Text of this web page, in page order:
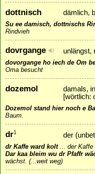
dottnisch dämlich,
Su ee damisch, dottnischs
Rindvieh
dovrgange unlängst,
dovorgange ho iech de Om
Oma besucht
dozemol
damals,
[wörtlich:
Dozemol stand hier noch e
Baum.
dr1 der
dr Kaffe ward kolt... der Kaffe
Dar kaa bleim wu dr Pfaffr
wächst. (...weit weg)